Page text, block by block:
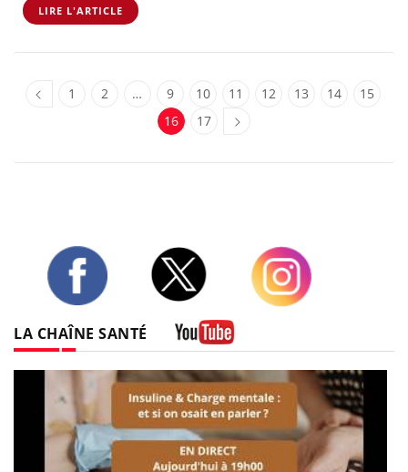
LIRE L'ARTICLE
1 2 … 9 10 11 12 13 14
15
16
17
LA CHAÎNE SANTÉ